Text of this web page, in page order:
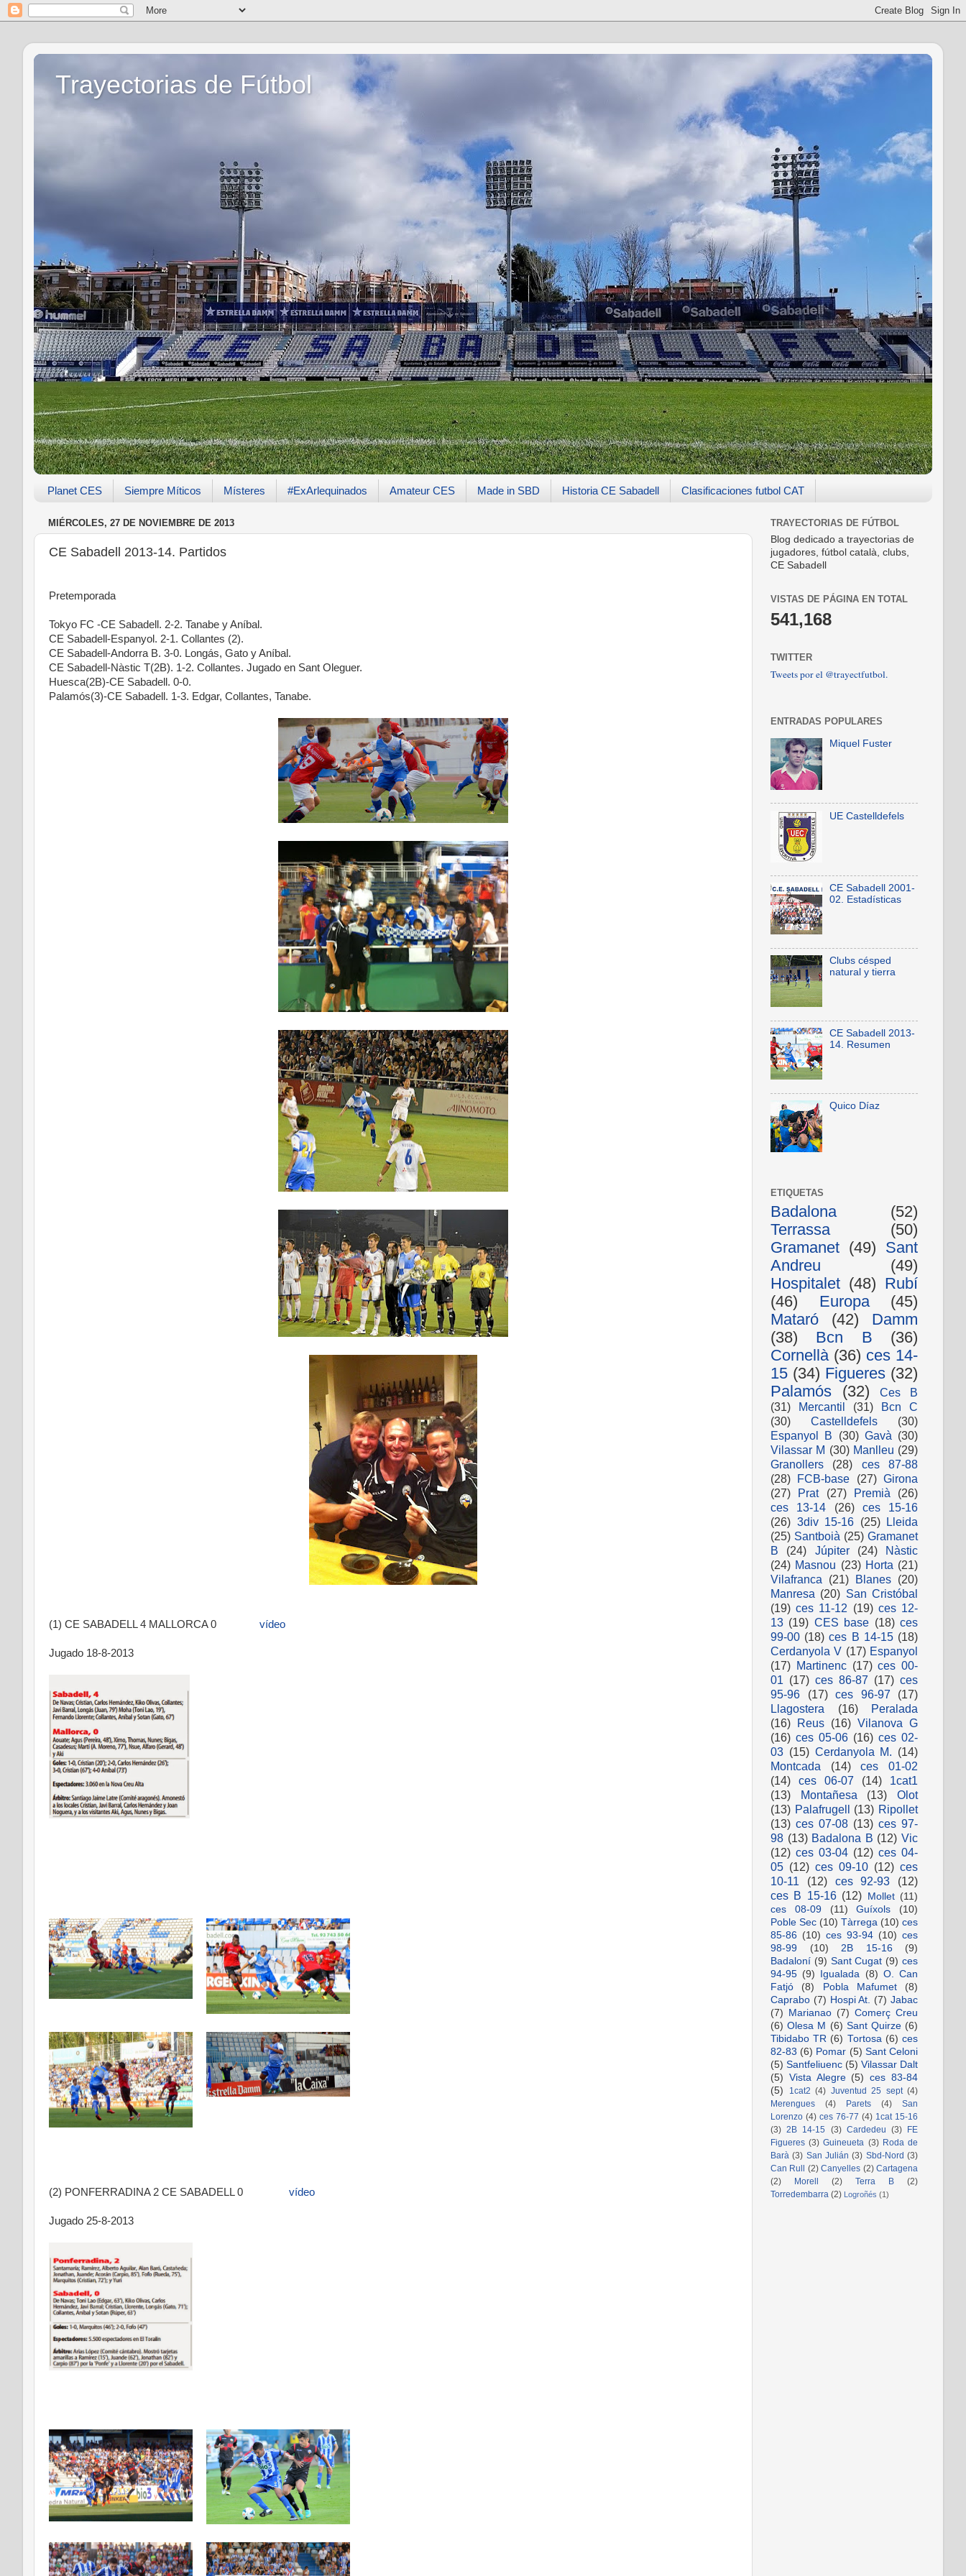
Trayectorias de Fútbol
Planet CES Siempre Míticos Místeres #ExArlequinados Amateur CES Made in SBD Historia CE Sabadell Clasificaciones futbol CAT
MIÉRCOLES, 27 DE NOVIEMBRE DE 2013
CE Sabadell 2013-14. Partidos
Pretemporada
Tokyo FC -CE Sabadell. 2-2. Tanabe y Aníbal.
CE Sabadell-Espanyol. 2-1. Collantes (2).
CE Sabadell-Andorra B. 3-0. Longás, Gato y Aníbal.
CE Sabadell-Nàstic T(2B). 1-2. Collantes. Jugado en Sant Oleguer.
Huesca(2B)-CE Sabadell. 0-0.
Palamós(3)-CE Sabadell. 1-3. Edgar, Collantes, Tanabe.
(1) CE SABADELL 4 MALLORCA 0 vídeo
Jugado 18-8-2013
(2) PONFERRADINA 2 CE SABADELL 0 vídeo
Jugado 25-8-2013
TRAYECTORIAS DE FÚTBOL
Blog dedicado a trayectorias de
jugadores, fútbol català, clubs,
CE Sabadell
VISTAS DE PÁGINA EN TOTAL
541,168
TWITTER
Tweets por el @trayectfutbol.
ENTRADAS POPULARES
Miquel Fuster
UE Castelldefels
CE Sabadell 2001-
02. Estadísticas
Clubs césped
natural y tierra
CE Sabadell 2013-
14. Resumen
Quico Díaz
ETIQUETAS
Badalona
(52)
Terrassa
(50)
Gramanet (49) Sant
Andreu
(49)
Hospitalet (48) Rubí
(46)
Europa
(45)
Mataró
(42)
Damm
(38)
Bcn B
(36)
Cornellà (36) ces 14-
15 (34) Figueres (32)
Palamós
(32)
Ces B
(31)
Mercantil (31)
Bcn C
(30)
Castelldefels
(30)
Espanyol B
(30) Gavà (30)
Vilassar M (30) Manlleu (29)
Granollers
(28)
ces 87-88
(28) FCB-base (27) Girona
(27)
Prat (27) Premià
(26)
ces 13-14
(26)
ces 15-16
(26) 3div 15-16 (25) Lleida
(25) Santboià (25) Gramanet
B
(24) Júpiter (24)
Nàstic
(24) Masnou (23) Horta (21)
Vilafranca
(21) Blanes (20)
Manresa (20) San Cristóbal
(19) ces 11-12 (19) ces 12-
13 (19) CES base (18) ces
99-00 (18) ces B 14-15 (18)
Cerdanyola V (17) Espanyol
(17) Martinenc (17) ces 00-
01 (17) ces 86-87 (17) ces
95-96
(17) ces 96-97
(17)
Llagostera
(16)
Peralada
(16) Reus (16) Vilanova G
(16) ces 05-06 (16) ces 02-
03 (15) Cerdanyola M. (14)
Montcada
(14)
ces 01-02
(14)
ces 06-07 (14)
1cat1
(13)
Montañesa (13)
Olot
(13) Palafrugell (13) Ripollet
(13) ces 07-08 (13) ces 97-
98 (13) Badalona B (12) Vic
(12) ces 03-04 (12) ces 04-
05 (12) ces 09-10 (12) ces
10-11
(12) ces 92-93
(12)
ces B 15-16 (12) Mollet (11)
ces 08-09
(11) Guíxols
(10)
Poble Sec (10) Tàrrega (10) ces
85-86 (10) ces 93-94 (10) ces
98-99
(10) 2B 15-16
(9)
Badaloní (9) Sant Cugat (9) ces
94-95 (9) Igualada (8) O. Can
Fatjó
(8) Pobla Mafumet
(8)
Caprabo (7) Hospi At. (7) Jabac
(7)
Marianao (7) Comerç Creu
(6) Olesa M (6) Sant Quirze (6)
Tibidabo TR (6) Tortosa (6) ces
82-83 (6) Pomar (5) Sant Celoni
(5) Santfeliuenc (5) Vilassar Dalt
(5) Vista Alegre (5)
ces 83-84
(5)
1cat2 (4) Juventud 25 sept (4)
Merengues
(4) Parets (4)
San
Lorenzo (4) ces 76-77 (4) 1cat 15-16
(3) 2B 14-15 (3) Cardedeu (3)
FE
Figueres (3) Guineueta (3) Roda de
Barà (3) San Julián (3) Sbd-Nord (3)
Can Rull
(2) Canyelles (2) Cartagena
(2)
Morell (2) Terra B
(2)
Torredembarra (2) Logroñés (1)